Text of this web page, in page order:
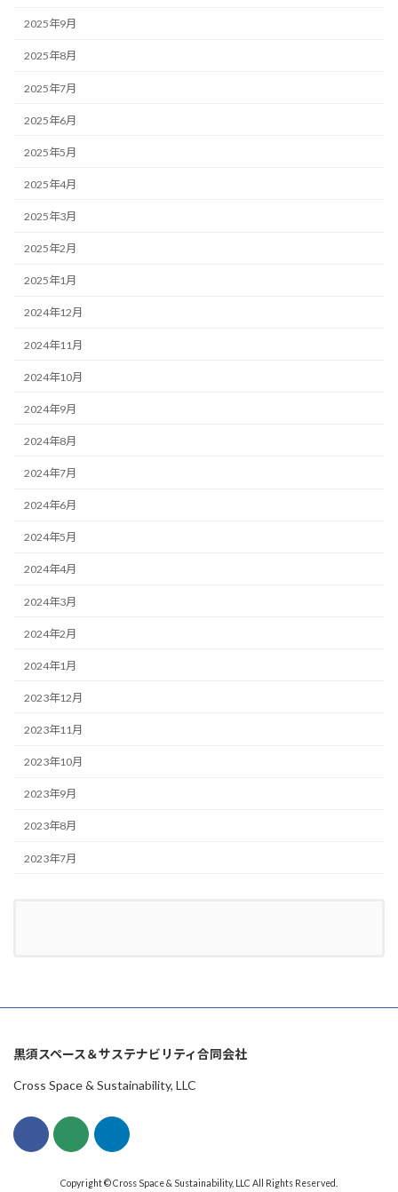
2025年9月
2025年8月
2025年7月
2025年6月
2025年5月
2025年4月
2025年3月
2025年2月
2025年1月
2024年12月
2024年11月
2024年10月
2024年9月
2024年8月
2024年7月
2024年6月
2024年5月
2024年4月
2024年3月
2024年2月
2024年1月
2023年12月
2023年11月
2023年10月
2023年9月
2023年8月
2023年7月
黒須スペース＆サステナビリティ合同会社
Cross Space & Sustainability, LLC
Copyright © Cross Space & Sustainability, LLC All Rights Reserved.